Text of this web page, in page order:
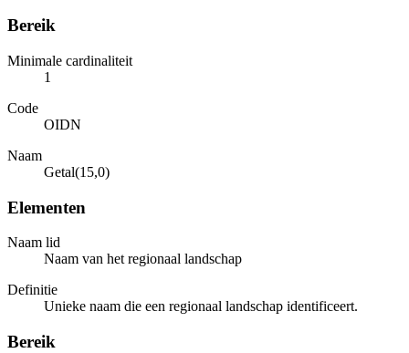
Bereik
Minimale cardinaliteit
1
Code
OIDN
Naam
Getal(15,0)
Elementen
Naam lid
Naam van het regionaal landschap
Definitie
Unieke naam die een regionaal landschap identificeert.
Bereik